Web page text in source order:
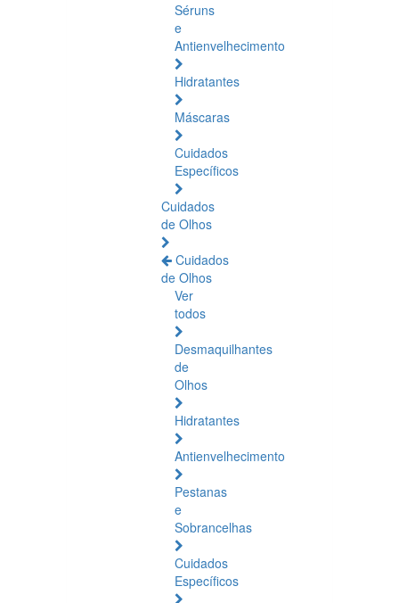
Séruns
e
Antienvelhecimento
Hidratantes
Máscaras
Cuidados
Específicos
Cuidados
de Olhos
Cuidados
de Olhos
Ver
todos
Desmaquilhantes
de
Olhos
Hidratantes
Antienvelhecimento
Pestanas
e
Sobrancelhas
Cuidados
Específicos